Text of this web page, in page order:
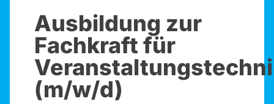
Ausbildung zur
Fachkraft für
(m/w/d)